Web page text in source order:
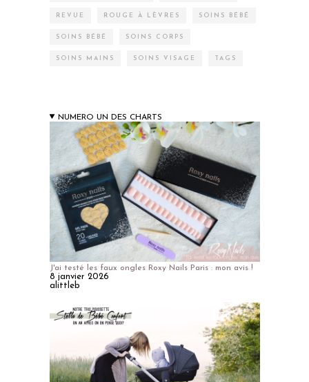
REVUE ROUGE À LÈVRES SOINS BÉBÉ
SOINS BÉBÉ SOINS CORPS
SOINS MAINS SOINS VISAGE TAGS
NUMERO UN DES CHARTS
J'ai testé les faux ongles Roxy Nails Paris : mon avis !
8 janvier 2026
alittleb